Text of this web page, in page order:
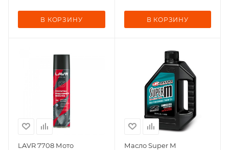
В КОРЗИНУ В КОРЗИНУ
LAVR 7708 Мото
Масло Super M